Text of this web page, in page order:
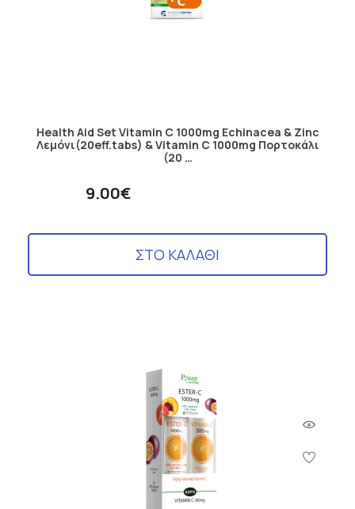
Health Aid Set Vitamin C 1000mg Echinacea & Zinc
Λεμόνι(20eff.tabs) & Vitamin C 1000mg Πορτοκάλι
(20 …
9.00€
ΣΤΟ ΚΑΛΑΘΙ